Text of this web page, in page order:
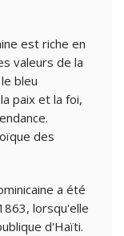
est riche en
valeurs de la
bleu
paix et la foi,
des
a été
lorsqu'elle
d'Haïti.